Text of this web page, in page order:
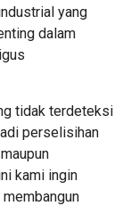
yang
dalam
tidak terdeteksi
perselisihan
kami ingin